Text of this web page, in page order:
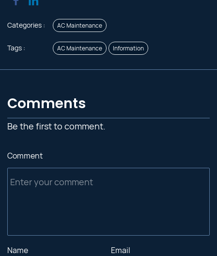
Categories : AC Maintenance
Tags : AC Maintenance Information
Comments
Be the first to comment.
Comment
Name Email